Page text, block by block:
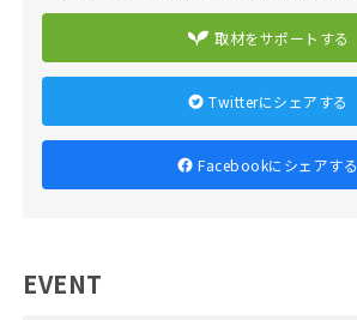
取材をサポートする
Twitterにシェアする
Facebookにシェアする
EVENT